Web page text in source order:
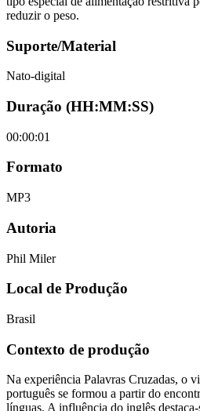
reduzir o peso.
Suporte/Material
Nato-digital
Duração (HH:MM:SS)
00:00:01
Formato
MP3
Autoria
Phil Miler
Local de Produção
Brasil
Contexto de produção
Na experiência Palavras Cruzadas, o
português se formou a partir do
línguas. A influência do inglês destaca-